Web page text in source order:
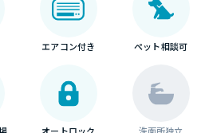
エアコン付き ペット相談可